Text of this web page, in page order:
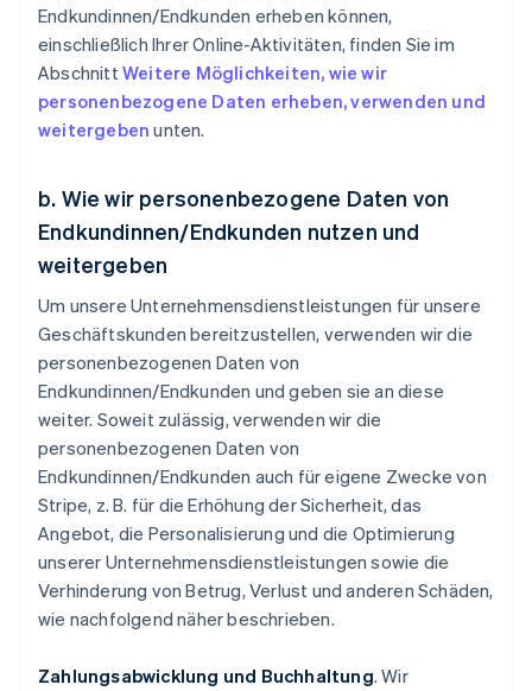
Endkundinnen/Endkunden erheben können,
einschließlich Ihrer Online-Aktivitäten, finden Sie im
AbschnittWeitere Möglichkeiten, wie wir
personenbezogene Daten erheben, verwenden und
weitergeben unten.
b. Wie wir personenbezogene Daten von
Endkundinnen/Endkunden nutzen und
weitergeben
Um unsere Unternehmensdienstleistungen für unsere
Geschäftskunden bereitzustellen, verwenden wir die
personenbezogenen Daten von
Endkundinnen/Endkunden und geben sie an diese
weiter. Soweit zulässig, verwenden wir die
personenbezogenen Daten von
Endkundinnen/Endkunden auch für eigene Zwecke von
Stripe, z. B. für die Erhöhung der Sicherheit, das
Angebot, die Personalisierung und die Optimierung
unserer Unternehmensdienstleistungen sowie die
Verhinderung von Betrug, Verlust und anderen Schäden,
wie nachfolgend näher beschrieben.
Zahlungsabwicklung und Buchhaltung. Wir